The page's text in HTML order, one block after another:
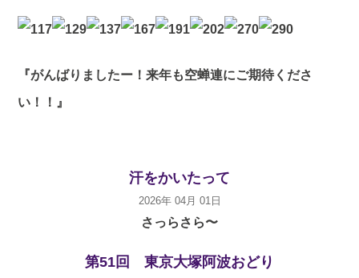
『がんばりましたー！来年も空蝉連にご期待くださ
い！！ 』
汗をかいたって
2026年 04月 01日
さっらさら〜
第51回 東京大塚阿波おどり